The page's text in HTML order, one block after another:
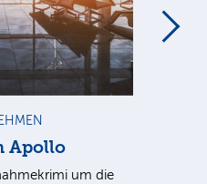
Apollo
um die